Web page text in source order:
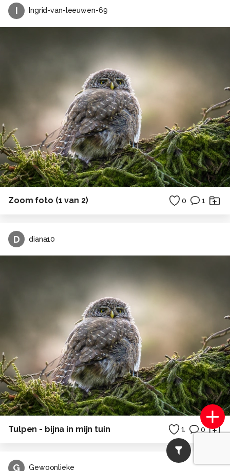
I Ingrid-van-leeuwen-69
Zoom foto (1 van 2) 0 1
D diana10
Tulpen - bijna in mijn tuin 1 0
G Gewoonlieke